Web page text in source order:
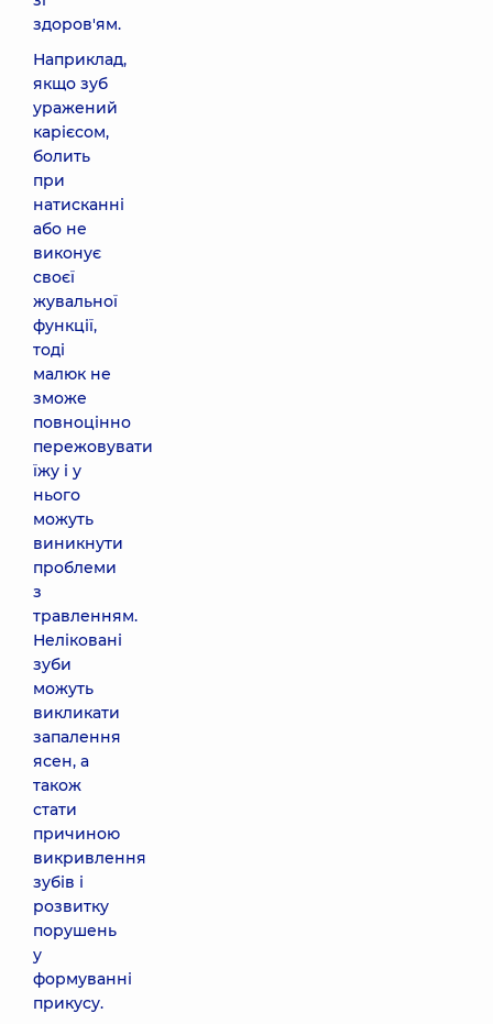
здоров'ям.
Наприклад,
якщо зуб
уражений
карієсом,
болить
при
натисканні
або не
виконує
своєї
жувальної
функції,
тоді
малюк не
зможе
повноцінно
пережовувати
їжу і у
нього
можуть
виникнути
проблеми
з
травленням.
Неліковані
зуби
можуть
викликати
запалення
ясен, а
також
стати
причиною
викривлення
зубів і
розвитку
порушень
у
формуванні
прикусу.